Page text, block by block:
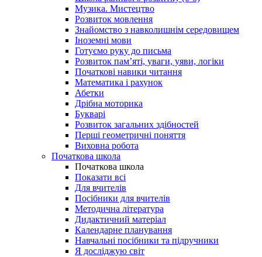
Музика. Мистецтво
Розвиток мовлення
Знайомство з навколишнім середовищем
Іноземні мови
Готуємо руку до письма
Розвиток пам’яті, уваги, уяви, логіки
Початкові навики читання
Математика і рахунок
Абетки
Дрібна моторика
Букварі
Розвиток загальних здібностей
Перші геометричні поняття
Виховна робота
Початкова школа
Початкова школа
Показати всі
Для вчителів
Посібники для вчителів
Методична література
Дидактичний матеріал
Календарне планування
Навчальні посібники та підручники
Я досліджую світ